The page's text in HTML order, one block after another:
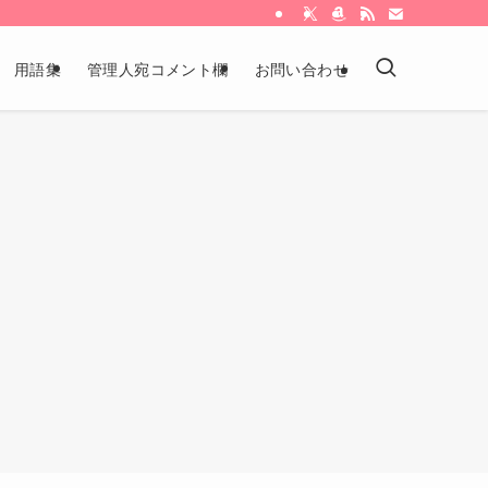
用語集 管理人宛コメント欄 お問い合わせ